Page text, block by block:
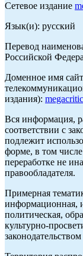
Сетевое издание
Язык(и): русский
Перевод
Российской
Доменное имя
издания):
Вся информация,
соответствии с
подлежит
форме, в том
переработке не
правообладателя.
Примерная
информационная,
политическая,
культурно-